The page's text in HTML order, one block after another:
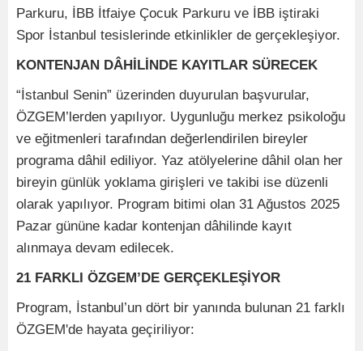
Parkuru, İBB İtfaiye Çocuk Parkuru ve İBB iştiraki
Spor İstanbul tesislerinde etkinlikler de gerçekleşiyor.
KONTENJAN DÂHİLİNDE KAYITLAR SÜRECEK
“İstanbul Senin” üzerinden duyurulan başvurular,
ÖZGEM’lerden yapılıyor. Uygunluğu merkez psikoloğu
ve eğitmenleri tarafından değerlendirilen bireyler
programa dâhil ediliyor. Yaz atölyelerine dâhil olan her
bireyin günlük yoklama girişleri ve takibi ise düzenli
olarak yapılıyor. Program bitimi olan 31 Ağustos 2025
Pazar gününe kadar kontenjan dâhilinde kayıt
alınmaya devam edilecek.
21 FARKLI ÖZGEM’DE GERÇEKLEŞİYOR
Program, İstanbul’un dört bir yanında bulunan 21 farklı
ÖZGEM'de hayata geçiriliyor: